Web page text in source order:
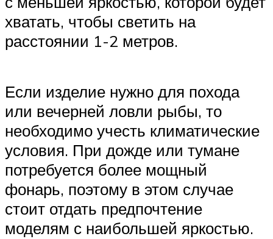
хватать, чтобы светить на
расстоянии 1-2 метров.
Если изделие нужно для похода
или вечерней ловли рыбы, то
необходимо учесть климатические
условия. При дожде или тумане
потребуется более мощный
фонарь, поэтому в этом случае
стоит отдать предпочтение
моделям с наибольшей яркостью.